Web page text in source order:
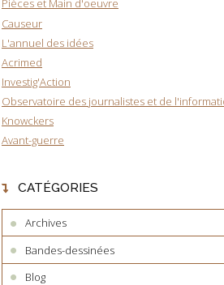
Pièces et Main d'oeuvre
Causeur
L'annuel des idées
Acrimed
Investig'Action
Observatoire des journalistes et de
Knowckers
Avant-guerre
CATÉGORIES
Archives
Bandes-dessinées
Blog